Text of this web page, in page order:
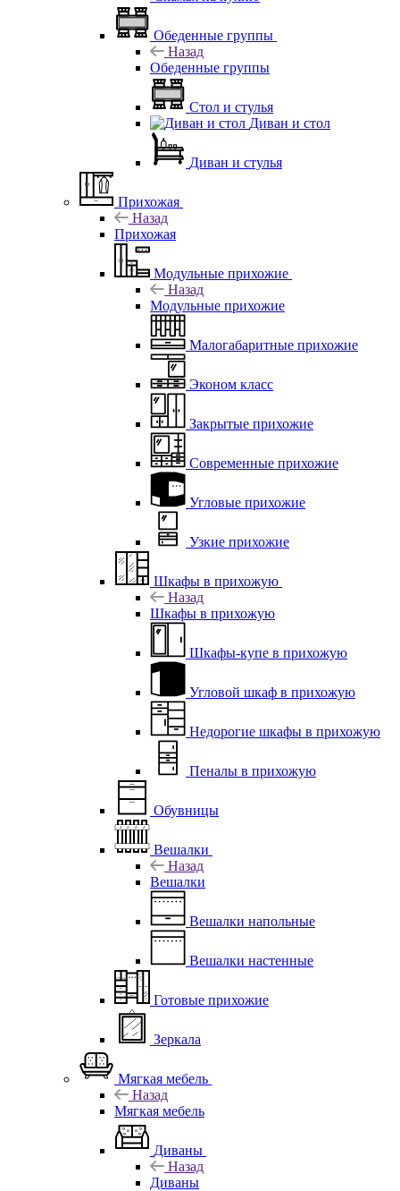
Обеденные группы
Назад
Обеденные группы
Стол и стулья
Диван и стол
Диван и стулья
Прихожая
Назад
Прихожая
Модульные прихожие
Назад
Модульные прихожие
Малогабаритные прихожие
Эконом класс
Закрытые прихожие
Современные прихожие
Угловые прихожие
Узкие прихожие
Шкафы в прихожую
Назад
Шкафы в прихожую
Шкафы-купе в прихожую
Угловой шкаф в прихожую
Недорогие шкафы в прихожую
Пеналы в прихожую
Обувницы
Вешалки
Назад
Вешалки
Вешалки напольные
Вешалки настенные
Готовые прихожие
Зеркала
Мягкая мебель
Назад
Мягкая мебель
Диваны
Назад
Диваны